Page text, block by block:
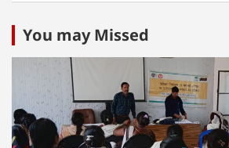
You may Missed